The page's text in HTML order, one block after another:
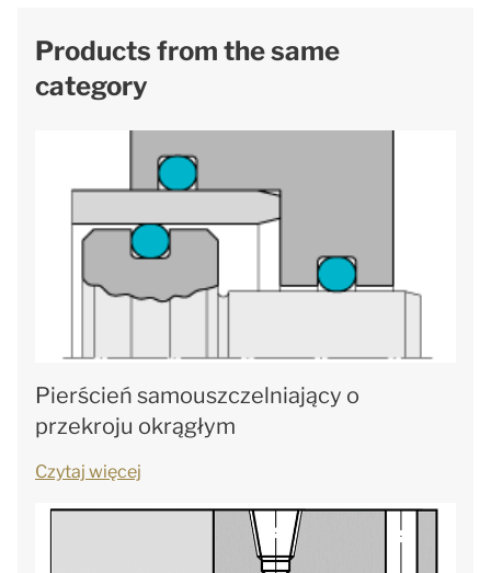
Products from the same
category
Pierścień samouszczelniający o
przekroju okrągłym
Czytaj więcej